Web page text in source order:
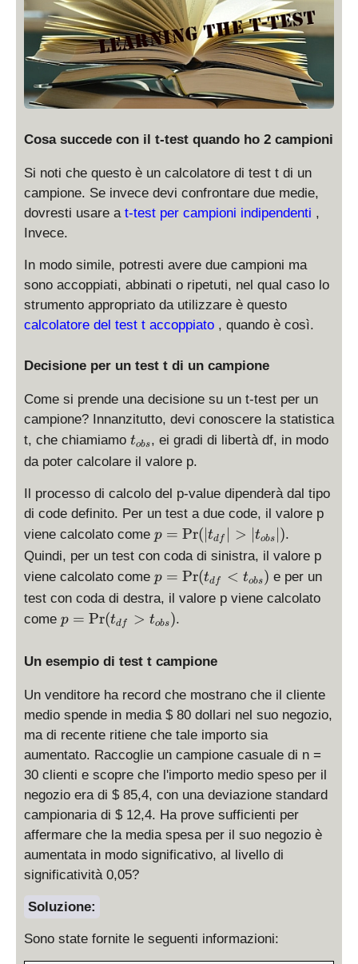
Cosa succede con il t-test quando ho 2 campioni
Si noti che questo è un calcolatore di test t di un
campione. Se invece devi confrontare due medie,
dovresti usare a t-test per campioni indipendenti ,
Invece.
In modo simile, potresti avere due campioni ma
sono accoppiati, abbinati o ripetuti, nel qual caso lo
strumento appropriato da utilizzare è questo
calcolatore del test t accoppiato , quando è così.
Decisione per un test t di un campione
Come si prende una decisione su un t-test per un
campione? Innanzitutto, devi conoscere la statistica
t, che chiamiamo t
_
o
b
}
tobs, ei gradi di libertà df, in modo
da poter calcolare il valore p.
Il processo di calcolo del p-value dipenderà dal tipo
di code definito. Per un test a due code, il valore p
viene calcolato come p
=
P
r(
|t
{
f
}|
>
|t
_
{
o
b
s
}|
)
p = Pr( ∣tdf > tobs ).
Quindi, per un test con coda di sinistra, il valore p
viene calcolato come p
=
\
P
t
{
d
f
}
<
_
{
o
b
p = Pr(tdf < tobs) e per un
test con coda di destra, il valore p viene calcolato
come p
P
r(
t
_
{
d
f
}
>
t
{
o
b
s
}
p = Pr(tdf > tobs).
Un esempio di test t campione
Un venditore ha record che mostrano che il cliente
medio spende in media $ 80 dollari nel suo negozio,
ma di recente ritiene che tale importo sia
aumentato. Raccoglie un campione casuale di n =
30 clienti e scopre che l'importo medio speso per il
negozio era di $ 85,4, con una deviazione standard
campionaria di $ 12,4. Ha prove sufficienti per
affermare che la media spesa per il suo negozio è
aumentata in modo significativo, al livello di
significatività 0,05?
Soluzione:
Sono state fornite le seguenti informazioni: